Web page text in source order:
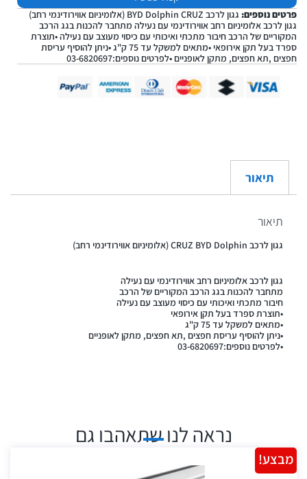
פרטים נוספים:
גגון לרכב BYD Dolphin CRUZ (אלומיניום אווירודינמי רחב)
גגון לרכב אלומיניום רחב אווירודינמי עם נעילה מתחבר להכנות בגג הרכב
המקוריים של הרכב חיבור מתכתי ואיכותי עם כיסוי מעוצב עם נעילה •תוצרת
ספרד בעל תקן אירופאי •מתאים למשקל עד 75 ק"ג •ניתן להוסיף עריסת
חפצים ,תא חפצים, מתקן לאופניים •לפרטים נוספים:03-6820697
תיאור
תיאור
גגון לרכב CRUZ BYD Dolphin (אלומיניום אווירודינמי רחב)
גגון לרכב אלומיניום רחב אווירודינמי עם נעילה
מתחבר להכנות בגג הרכב המקוריים של הרכב
חיבור מתכתי ואיכותי עם כיסוי מעוצב עם נעילה
•תוצרת ספרד בעל תקן אירופאי
•מתאים למשקל עד 75 ק"ג
•ניתן להוסיף עריסת חפצים ,תא חפצים, מתקן לאופניים
•לפרטים נוספים:03-6820697
נראה לנו שתאהבו גם
מבצע!